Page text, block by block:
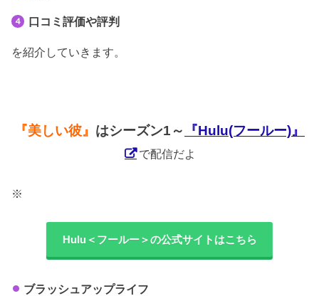
口コミ評価や評判
を紹介していきます。
『美しい彼』 はシーズン1～ 『Hulu(フールー)』
で配信だよ
※
Hulu＜フールー＞の公式サイトはこちら
ブラッシュアップライフ